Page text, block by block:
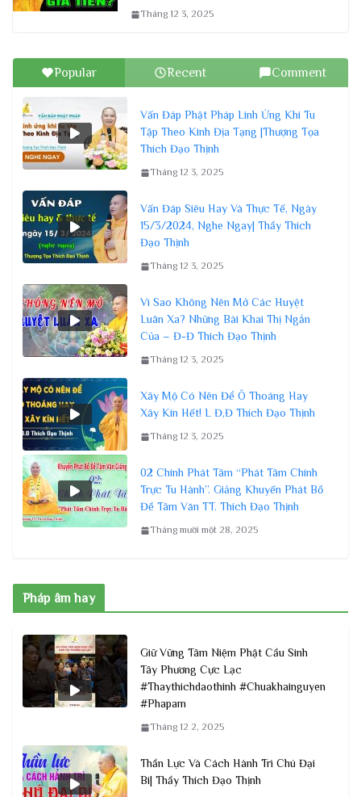
Tháng 12 3, 2025
Popular Recent Comment
Vấn Đáp Phật Pháp Linh Ứng Khi Tu
Tập Theo Kinh Địa Tạng |Thượng Tọa
Thích Đạo Thịnh
Tháng 12 3, 2025
Vấn Đáp Siêu Hay Và Thực Tế, Ngày
15/3/2024, Nghe Ngay| Thầy Thích
Đạo Thịnh
Tháng 12 3, 2025
Vì Sao Không Nên Mở Các Huyệt
Luân Xa? Những Bài Khai Thị Ngắn
Của – Đ-Đ Thích Đạo Thịnh
Tháng 12 3, 2025
Xây Mộ Có Nên Để Ô Thoáng Hay
Xây Kín Hết! L Đ,Đ Thích Đạo Thịnh
Tháng 12 3, 2025
02 Chính Phát Tâm “Phát Tâm Chính
Trực Tu Hành”. Giảng Khuyến Phát Bồ
Đề Tâm Văn TT. Thích Đạo Thịnh
Tháng mười một 28, 2025
Pháp âm hay
Giữ Vững Tâm Niệm Phật Cầu Sinh
Tây Phương Cực Lạc
#Thaythichdaothinh #Chuakhainguyen
#Phapam
Tháng 12 2, 2025
Thần Lực Và Cách Hành Trì Chú Đại
Bi| Thầy Thích Đạo Thịnh